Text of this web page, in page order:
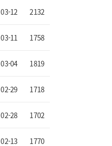
03-12 2132
03-11 1758
03-04 1819
02-29 1718
02-28 1702
02-13 1770